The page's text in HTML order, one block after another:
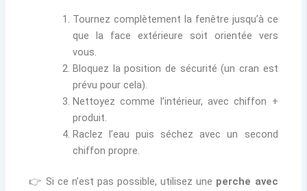
Tournez complètement la fenêtre jusqu’à ce
que la face extérieure soit orientée vers
vous.
Bloquez la position de sécurité (un cran est
prévu pour cela).
Nettoyez comme l’intérieur, avec chiffon +
produit.
Raclez l’eau puis séchez avec un second
chiffon propre.
👉 Si ce n’est pas possible, utilisez une perche avec